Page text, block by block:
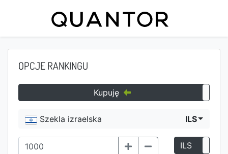
OPCJE RANKINGU
Kupuję
Szekla izraelska ILS
ILS